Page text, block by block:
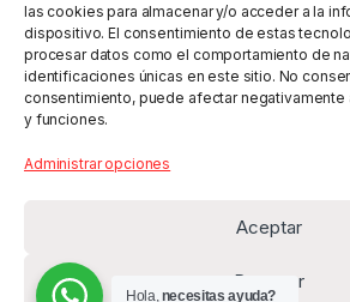
las cookies para almacenar y/o acceder a la
dispositivo. El consentimiento de estas
procesar datos como el comportamiento de
identificaciones únicas en este sitio. No
consentimiento, puede afectar negativamente
y funciones.
Administrar opciones
Aceptar
Denegar
Hola,necesitas ayuda?